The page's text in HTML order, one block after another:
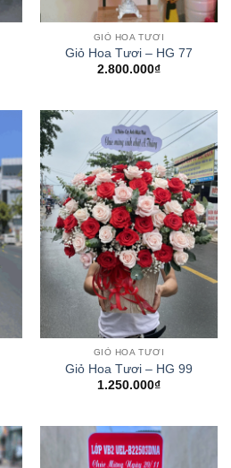
GIỎ HOA TƯƠI
Giỏ Hoa Tươi – HG 77
2.800.000₫
GIỎ HOA TƯƠI
Giỏ Hoa Tươi – HG 99
1.250.000₫